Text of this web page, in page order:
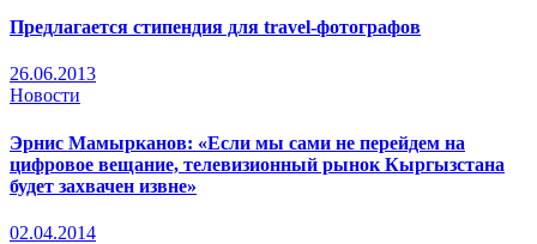
Предлагается стипендия для travel-фотографов
26.06.2013
Новости
Эрнис Мамырканов: «Если мы сами не перейдем на
цифровое вещание, телевизионный рынок Кыргызстана
будет захвачен извне»
02.04.2014